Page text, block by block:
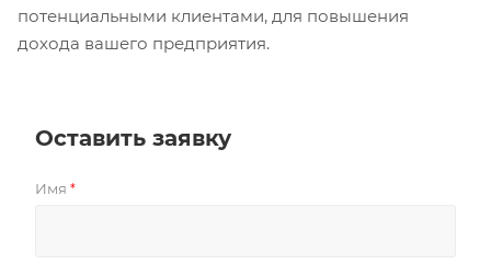
потенциальными клиентами, для повышения
дохода вашего предприятия.
Оставить заявку
Имя *